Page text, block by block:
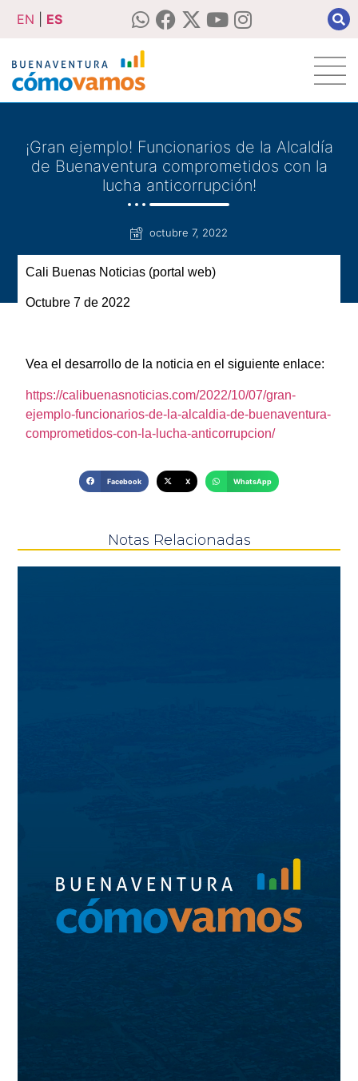
EN ES
¡Gran ejemplo! Funcionarios de la Alcaldía
de Buenaventura comprometidos con la
lucha anticorrupción!
octubre 7, 2022
Cali Buenas Noticias (portal web)
Octubre 7 de 2022
Vea el desarrollo de la noticia en el siguiente enlace:
https://calibuenasnoticias.com/2022/10/07/gran-
ejemplo-funcionarios-de-la-alcaldia-de-buenaventura-
comprometidos-con-la-lucha-anticorrupcion/
Facebook X WhatsApp
Notas Relacionadas